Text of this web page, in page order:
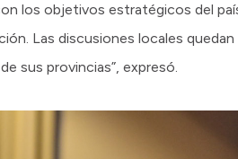
los objetivos estratégicos del
Las discusiones locales
sus provincias”, expresó.